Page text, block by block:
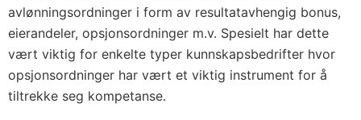
avlønningsordninger i form av resultatavhengig bonus,
eierandeler, opsjonsordninger m.v. Spesielt har dette
vært viktig for enkelte typer kunnskapsbedrifter hvor
opsjonsordninger har vært et viktig instrument for å
tiltrekke seg kompetanse.